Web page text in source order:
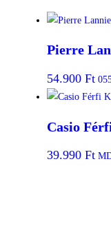
Pierre
54.900 Ft
Casio
39.990 Ft